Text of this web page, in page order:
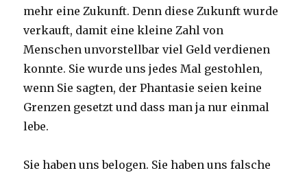
mehr eine Zukunft. Denn diese Zukunft wurde
verkauft, damit eine kleine Zahl von
Menschen unvorstellbar viel Geld verdienen
konnte. Sie wurde uns jedes Mal gestohlen,
wenn Sie sagten, der Phantasie seien keine
Grenzen gesetzt und dass man ja nur einmal
lebe.
Sie haben uns belogen. Sie haben uns falsche